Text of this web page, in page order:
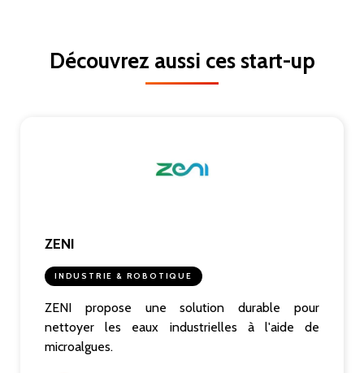
Découvrez aussi ces start-up
ZENI
INDUSTRIE & ROBOTIQUE
ZENI propose une solution durable pour
nettoyer les eaux industrielles à l'aide de
microalgues.